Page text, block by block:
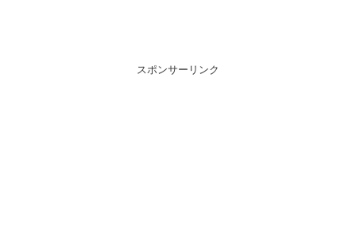
スポンサーリンク